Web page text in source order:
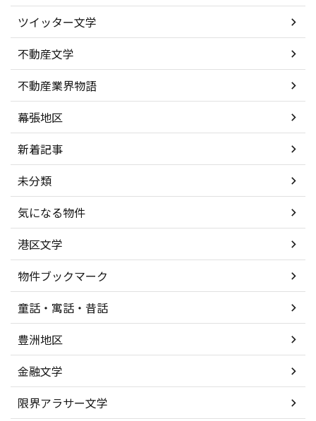
ツイッター文学
不動産文学
不動産業界物語
幕張地区
新着記事
未分類
気になる物件
港区文学
物件ブックマーク
童話・寓話・昔話
豊洲地区
金融文学
限界アラサー文学